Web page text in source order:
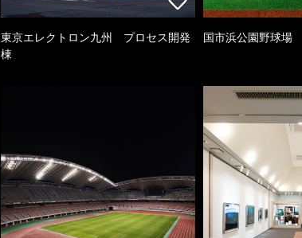
東京エレクトロン九州 プロセス開発
棟
国市浜公園野球場